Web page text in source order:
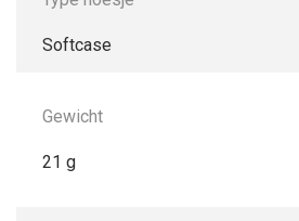
Softcase
Gewicht
21 g